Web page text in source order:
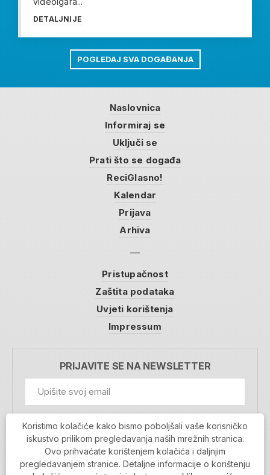
DETALJNIJE
POGLEDAJ SVA DOGAĐANJA
Naslovnica
Informiraj se
Uključi se
Prati što se događa
ReciGlasno!
Kalendar
Prijava
Arhiva
Pristupačnost
Zaštita podataka
Uvjeti korištenja
Impressum
PRIJAVITE SE NA NEWSLETTER
Prihvaćam da se moji podaci spremaju u bazu
podataka i koriste u svrhu slanja MojaRijeka
newslettera
MOJARIJEKA NEWSLETTER
Koristimo kolačiće kako bismo poboljšali vaše korisničko
iskustvo prilikom pregledavanja naših mrežnih stranica.
Ovo prihvaćate korištenjem kolačića i daljnjim
pregledavanjem stranice. Detaljne informacije o korištenju